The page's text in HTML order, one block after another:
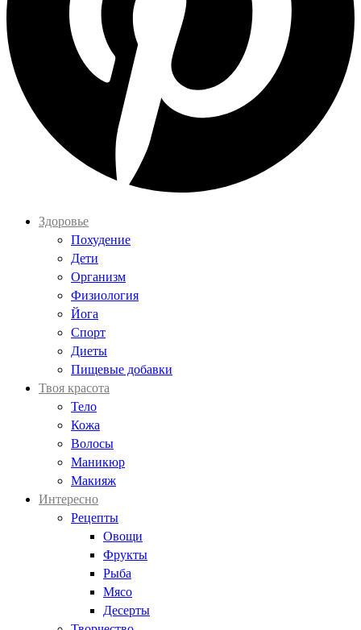
Здоровье
Похудение
Дети
Организм
Физиология
Йога
Спорт
Диеты
Пищевые добавки
Твоя красота
Тело
Кожа
Волосы
Маникюр
Макияж
Интересно
Рецепты
Овощи
Фрукты
Рыба
Мясо
Десерты